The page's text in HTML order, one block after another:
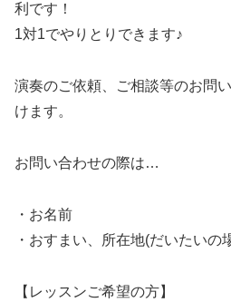
利です！
1対1でやりとりできます♪
演奏のご依頼、ご相談等のお問
けます。
お問い合わせの際は…
・お名前
・おすまい、所在地(だいたいの
【レッスンご希望の方】